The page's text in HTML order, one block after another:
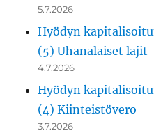
5.7.2026
Hyödyn
(5) Uhanalaiset lajit
4.7.2026
Hyödyn
(4) Kiinteistövero
3.7.2026